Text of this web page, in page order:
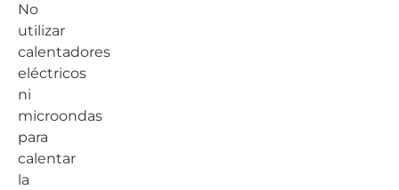
No
utilizar
calentadores
eléctricos
ni
microondas
para
calentar
la